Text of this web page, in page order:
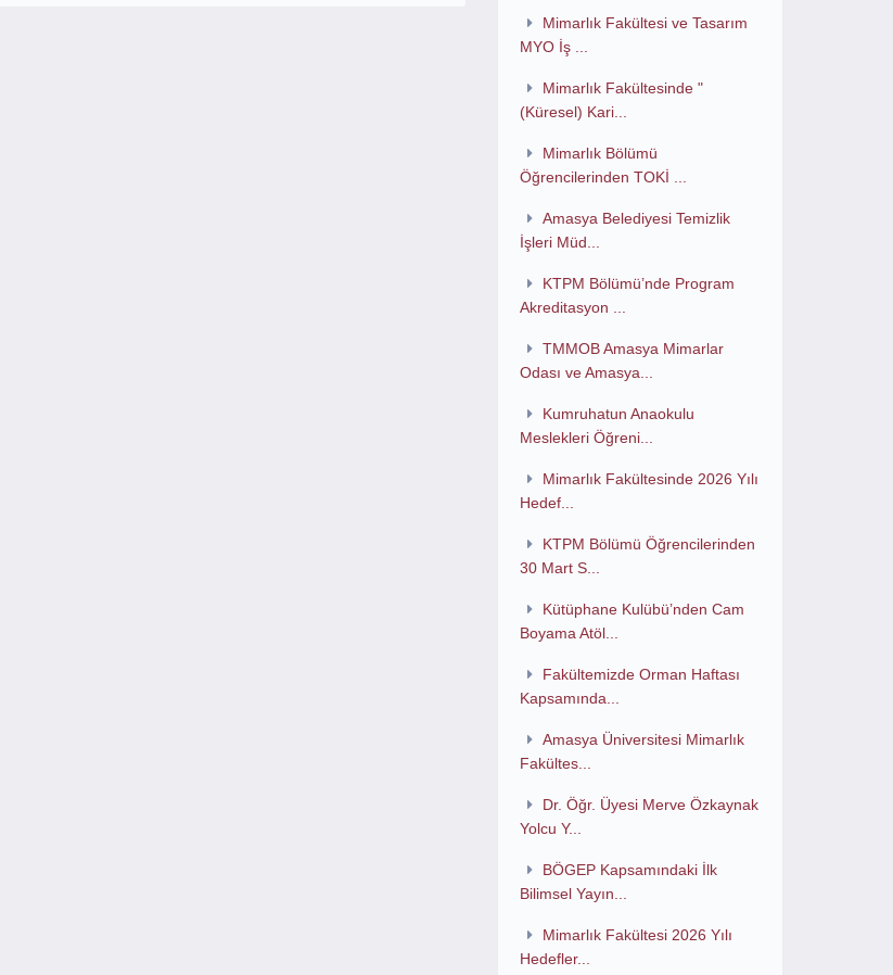
Mimarlık Fakültesi ve Tasarım
MYO İş ...
Mimarlık Fakültesinde "
(Küresel) Kari...
Mimarlık Bölümü
Öğrencilerinden TOKİ ...
Amasya Belediyesi Temizlik
İşleri Müd...
KTPM Bölümü’nde Program
Akreditasyon ...
TMMOB Amasya Mimarlar
Odası ve Amasya...
Kumruhatun Anaokulu
Meslekleri Öğreni...
Mimarlık Fakültesinde 2026 Yılı
Hedef...
KTPM Bölümü Öğrencilerinden
30 Mart S...
Kütüphane Kulübü’nden Cam
Boyama Atöl...
Fakültemizde Orman Haftası
Kapsamında...
Amasya Üniversitesi Mimarlık
Fakültes...
Dr. Öğr. Üyesi Merve Özkaynak
Yolcu Y...
BÖGEP Kapsamındaki İlk
Bilimsel Yayın...
Mimarlık Fakültesi 2026 Yılı
Hedefler...